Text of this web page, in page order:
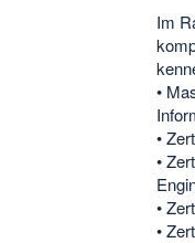
Im
•
•
•
•
•